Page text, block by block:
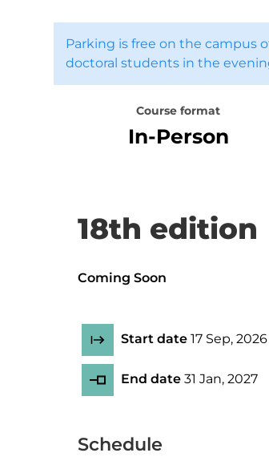
Parking is free on the campus
doctoral students in the
Course format
In-Person
18th edition
Coming Soon
Start date 17 Sep, 2026
End date 31 Jan, 2027
Schedule